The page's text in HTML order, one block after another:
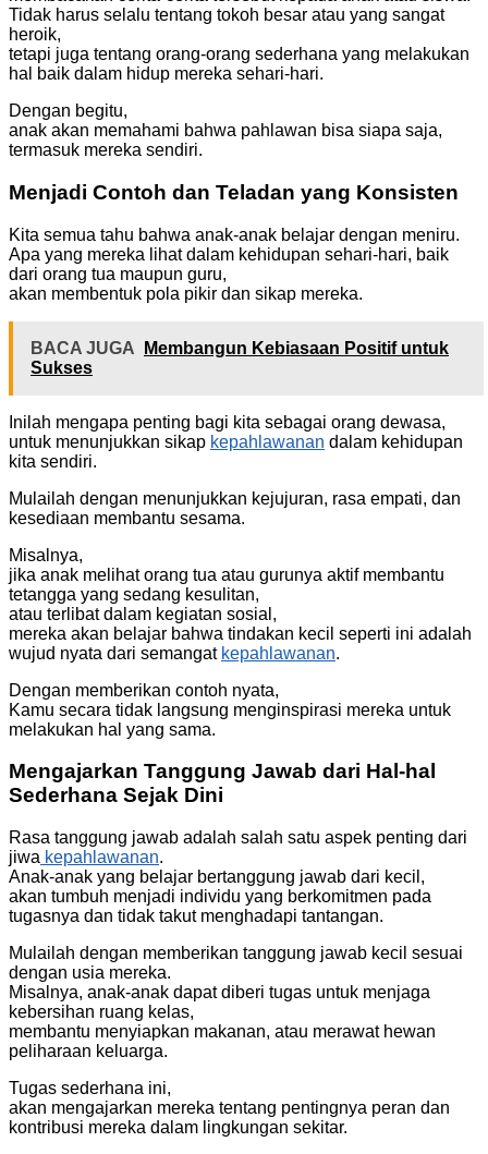
Tidak harus selalu tentang tokoh besar atau yang sangat
heroik,
tetapi juga tentang orang-orang sederhana yang melakukan
hal baik dalam hidup mereka sehari-hari.
Dengan begitu,
anak akan memahami bahwa pahlawan bisa siapa saja,
termasuk mereka sendiri.
Menjadi Contoh dan Teladan yang Konsisten
Kita semua tahu bahwa anak-anak belajar dengan meniru.
Apa yang mereka lihat dalam kehidupan sehari-hari, baik
dari orang tua maupun guru,
akan membentuk pola pikir dan sikap mereka.
BACA JUGA
Membangun Kebiasaan Positif untuk
Sukses
Inilah mengapa penting bagi kita sebagai orang dewasa,
untuk menunjukkan sikap kepahlawanan dalam kehidupan
kita sendiri.
Mulailah dengan menunjukkan kejujuran, rasa empati, dan
kesediaan membantu sesama.
Misalnya,
jika anak melihat orang tua atau gurunya aktif membantu
tetangga yang sedang kesulitan,
atau terlibat dalam kegiatan sosial,
mereka akan belajar bahwa tindakan kecil seperti ini adalah
wujud nyata dari semangat kepahlawanan.
Dengan memberikan contoh nyata,
Kamu secara tidak langsung menginspirasi mereka untuk
melakukan hal yang sama.
Mengajarkan Tanggung Jawab dari Hal-hal
Sederhana Sejak Dini
Rasa tanggung jawab adalah salah satu aspek penting dari
jiwa kepahlawanan.
Anak-anak yang belajar bertanggung jawab dari kecil,
akan tumbuh menjadi individu yang berkomitmen pada
tugasnya dan tidak takut menghadapi tantangan.
Mulailah dengan memberikan tanggung jawab kecil sesuai
dengan usia mereka.
Misalnya, anak-anak dapat diberi tugas untuk menjaga
kebersihan ruang kelas,
membantu menyiapkan makanan, atau merawat hewan
peliharaan keluarga.
Tugas sederhana ini,
akan mengajarkan mereka tentang pentingnya peran dan
kontribusi mereka dalam lingkungan sekitar.